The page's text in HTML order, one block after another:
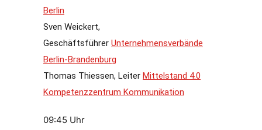
Berlin
Sven Weickert,
Geschäftsführer Unternehmensverbände
Berlin-Brandenburg
Thomas Thiessen, Leiter Mittelstand 4.0
Kompetenzzentrum Kommunikation
09:45 Uhr